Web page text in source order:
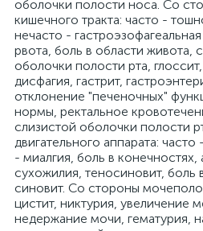
оболочки полости носа. Со
кишечного тракта: часто -
нечасто -
рвота, боль в области живота,
оболочки полости рта, глоссит,
дисфагия, гастрит,
отклонение "печеночных"
нормы, ректальное
слизистой оболочки полости
двигательного аппарата:
- миалгия, боль в конечностях,
сухожилия, теносиновит, боль
синовит. Со стороны
цистит, никтурия, увеличение
недержание мочи, гематурия,